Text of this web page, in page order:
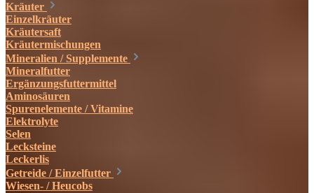
Kräuter
Einzelkräuter
Kräutersaft
Kräutermischungen
Mineralien / Supplemente
Mineralfutter
Ergänzungsfuttermittel
Aminosäuren
Spurenelemente / Vitamine
Elektrolyte
Selen
Lecksteine
Leckerlis
Getreide / Einzelfutter
Wiesen- / Heucobs